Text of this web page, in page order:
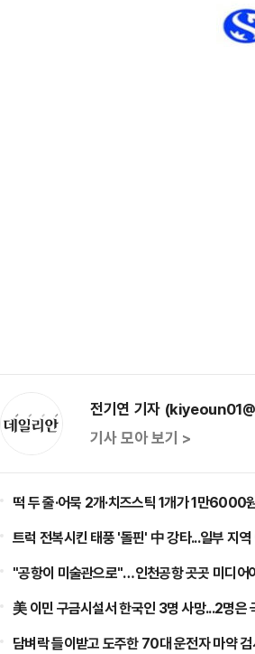
전기연 기자
기사 모아 보기 >
떡 두 줄·어묵 2개·치즈스틱 1개가 1만6000
트럭 전복시킨 태풍 '돌핀' 中 강타...일부 지
"공항이 미술관으로"…인천공항 곳곳 미디어
美 이민 구금시설서 한국인 3명 사망...2명은
담벼락 들이받고 도주한 70대 운전자 마약